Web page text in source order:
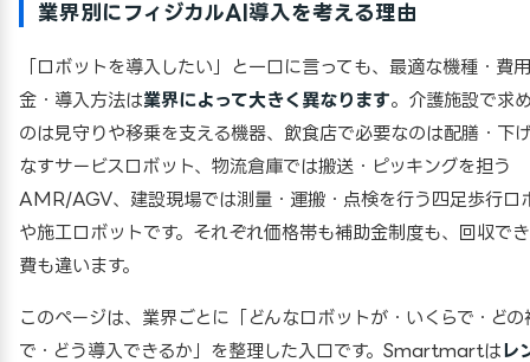
業界別にフィジカルAI導入を考える理由
「ロボットを導入したい」と一口に言っても、最適な機種・費
金・導入方法は業界によって大きく異なります。介護施設で求
のは見守りや移乗を支える機器、飲食店で必要なのは配膳・下
なすサービスロボット、物流倉庫では搬送・ピッキングを担う
AMR/AGV、建設現場では測量・運搬・点検を行う四足歩行ロ
や施工ロボットです。それぞれ価格帯も補助金制度も、回収で
費も違います。
このページは、業界ごとに「どんなロボットが・いくらで・どの
で・どう導入できるか」を整理した入口です。Smartmartは レ